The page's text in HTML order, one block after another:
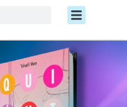
Menú